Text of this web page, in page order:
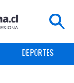
DEPORTES